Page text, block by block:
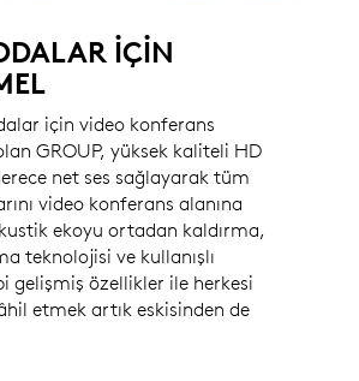
İÇİN
için video konferans
GROUP, yüksek kaliteli HD
net ses sağlayarak tüm
video konferans alanına
ekoyu ortadan kaldırma,
teknolojisi ve kullanışlı
gelişmiş özellikler ile herkesi
etmek artık eskisinden de